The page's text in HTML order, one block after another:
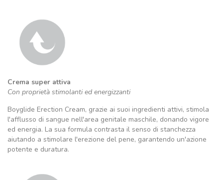
Crema super attiva
Con proprietà stimolanti ed energizzanti
Boyglide Erection Cream, grazie ai suoi ingredienti attivi, stimola
l'afflusso di sangue nell'area genitale maschile, donando vigore
ed energia. La sua formula contrasta il senso di stanchezza
aiutando a stimolare l'erezione del pene, garantendo un'azione
potente e duratura.